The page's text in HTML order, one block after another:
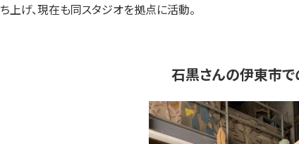
ち上げ、現在も同スタジオを拠点に活動。
石黒さんの伊東市